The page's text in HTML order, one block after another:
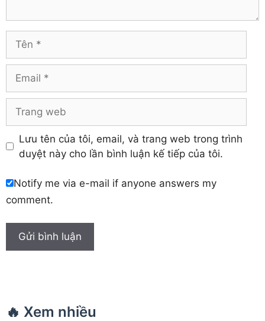
Hậu Giang
Hưng Yên
Khánh Hòa
Vĩnh Phúc
web
Lưu tên của tôi, email, và trang web trong trình
duyệt này cho lần bình luận kế tiếp của tôi.
Notify me via e-mail if anyone answers my
comment.
🔥 Xem nhiều